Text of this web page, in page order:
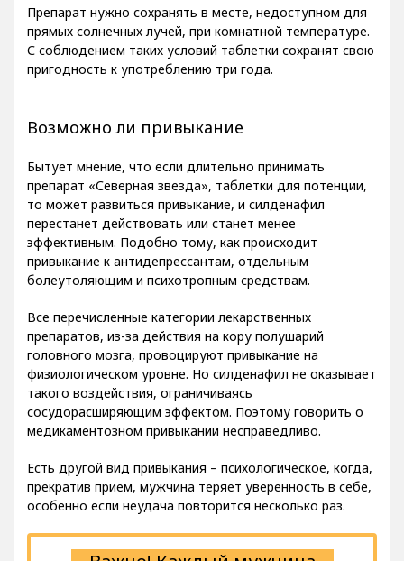
Препарат нужно сохранять в месте, недоступном для
прямых солнечных лучей, при комнатной температуре.
С соблюдением таких условий таблетки сохранят свою
пригодность к употреблению три года.
Возможно ли привыкание
Бытует мнение, что если длительно принимать
препарат «Северная звезда», таблетки для потенции,
то может развиться привыкание, и силденафил
перестанет действовать или станет менее
эффективным. Подобно тому, как происходит
привыкание к антидепрессантам, отдельным
болеутоляющим и психотропным средствам.
Все перечисленные категории лекарственных
препаратов, из-за действия на кору полушарий
головного мозга, провоцируют привыкание на
физиологическом уровне. Но силденафил не оказывает
такого воздействия, ограничиваясь
сосудорасширяющим эффектом. Поэтому говорить о
медикаментозном привыкании несправедливо.
Есть другой вид привыкания – психологическое, когда,
прекратив приём, мужчина теряет уверенность в себе,
особенно если неудача повторится несколько раз.